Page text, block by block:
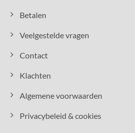
Betalen
Veelgestelde vragen
Contact
Klachten
Algemene voorwaarden
Privacybeleid & cookies